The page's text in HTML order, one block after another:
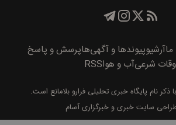
آرشیوپیوند‌ها و آگهی‌هاپرسش و پاسخ
شرعیآب و هواRSS
ذکر نام پايگاه خبری تحليلی فرارو بلامانع است.
سایت خبری و خبرگزاری آسام